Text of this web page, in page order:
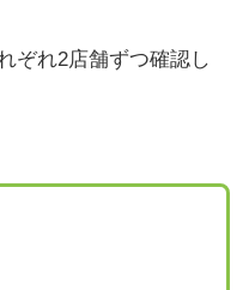
ぞれ2店舗ずつ確認し